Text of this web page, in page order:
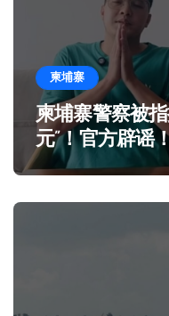
柬埔寨
柬埔寨警察被
元”！官方辟谣